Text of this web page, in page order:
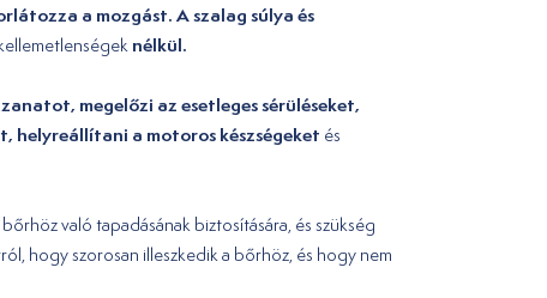
a mozgást. A szalag súlya és
nélkül.
megelőzi az esetleges sérüléseket,
helyreállítani a motoros készségeket és
való tapadásának biztosítására, és szükség
hogy szorosan illeszkedik a bőrhöz, és hogy nem